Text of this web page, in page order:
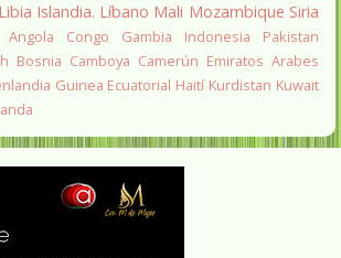
Libia Islandia. Líbano Mali Mozambique Siria
Angola Congo Gambia Indonesia
Pakistan
Bosnia Camboya Camerún Emiratos Arabes
Guinea Ecuatorial Haití Kurdistan Kuwait